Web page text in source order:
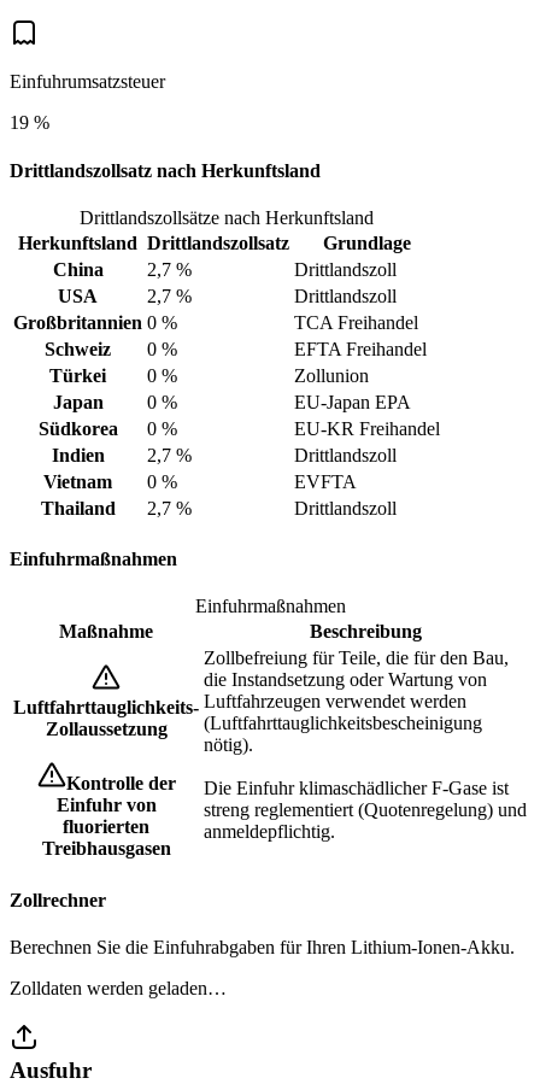
Einfuhrumsatzsteuer
19 %
Drittlandszollsatz nach Herkunftsland
Drittlandszollsätze nach Herkunftsland
Herkunftsland Drittlandszollsatz
Grundlage
China
2,7 %
Drittlandszoll
USA
2,7 %
Drittlandszoll
Großbritannien 0 %
TCA Freihandel
Schweiz
0 %
EFTA Freihandel
Türkei
0 %
Zollunion
Japan
0 %
EU-Japan EPA
Südkorea
0 %
EU-KR Freihandel
Indien
2,7 %
Drittlandszoll
Vietnam
0 %
EVFTA
Thailand
2,7 % Drittlandszoll
Einfuhrmaßnahmen
Einfuhrmaßnahmen
Maßnahme
Beschreibung
Luftfahrttauglichkeits-
Zollaussetzung
Zollbefreiung für Teile, die für den Bau,
die Instandsetzung oder Wartung von
Luftfahrzeugen verwendet werden
(Luftfahrttauglichkeitsbescheinigung
nötig).
Kontrolle der
Einfuhr von
fluorierten
Treibhausgasen
Die Einfuhr klimaschädlicher F-Gase ist
streng reglementiert (Quotenregelung) und
anmeldepflichtig.
Zollrechner
Berechnen Sie die Einfuhrabgaben für Ihren Lithium-Ionen-Akku.
Zolldaten werden geladen…
Ausfuhr